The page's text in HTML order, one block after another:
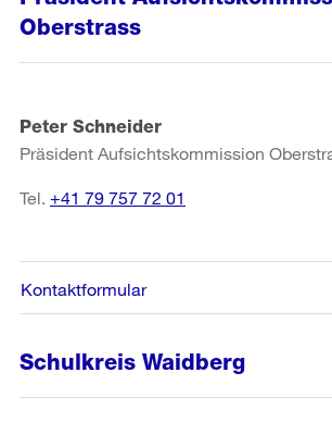
Oberstrass
Peter Schneider
Präsident Aufsichtskommission
Tel. +41 79 757 72 01
Kontaktformular
Schulkreis Waidberg